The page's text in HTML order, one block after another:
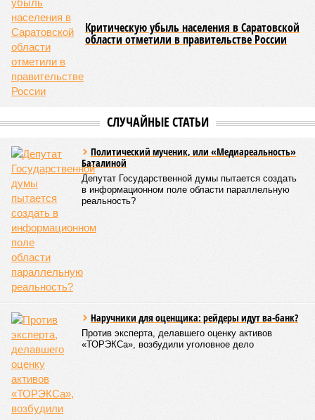
Критическую убыль населения в Саратовской
области отметили в правительстве России
СЛУЧАЙНЫЕ СТАТЬИ
Политический мученик, или «Медиареальность»
Баталиной
Депутат Государственной думы пытается создать
в информационном поле области параллельную
реальность?
Наручники для оценщика: рейдеры идут ва-банк?
Против эксперта, делавшего оценку активов
«ТОРЭКСа», возбудили уголовное дело